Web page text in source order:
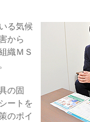
る気候
から
織ＭＳ
の固
ートを
のポイ